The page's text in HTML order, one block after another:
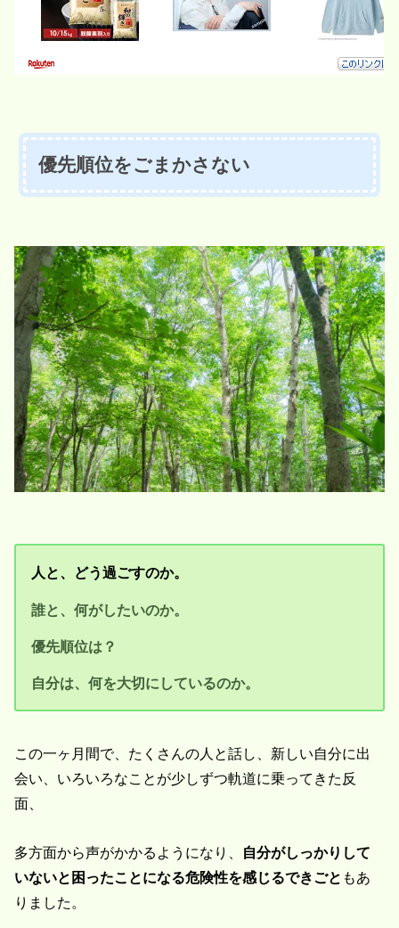
優先順位をごまかさない
人と、どう過ごすのか。
誰と、何がしたいのか。
優先順位は？
自分は、何を大切にしているのか。
この一ヶ月間で、たくさんの人と話し、新しい自分に出
会い、いろいろなことが少しずつ軌道に乗ってきた反
面、
多方面から声がかかるようになり、 自分がしっかりして
いないと困ったことになる危険性を感じるできごと もあ
りました。